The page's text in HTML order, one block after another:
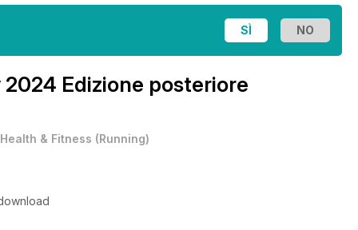
Edizione posteriore
Health & Fitness (Running)